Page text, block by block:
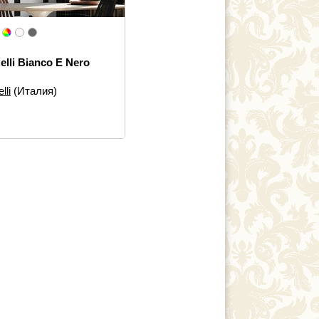
Bianco E Nero
40×40, 20×20, 10×40,
Настенная
(Италия)